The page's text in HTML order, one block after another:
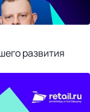
развития